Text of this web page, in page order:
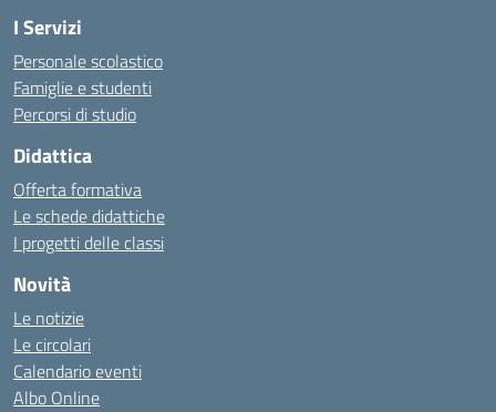
I Servizi
Personale scolastico
Famiglie e studenti
Percorsi di studio
Didattica
Offerta formativa
Le schede didattiche
I progetti delle classi
Novità
Le notizie
Le circolari
Calendario eventi
Albo Online